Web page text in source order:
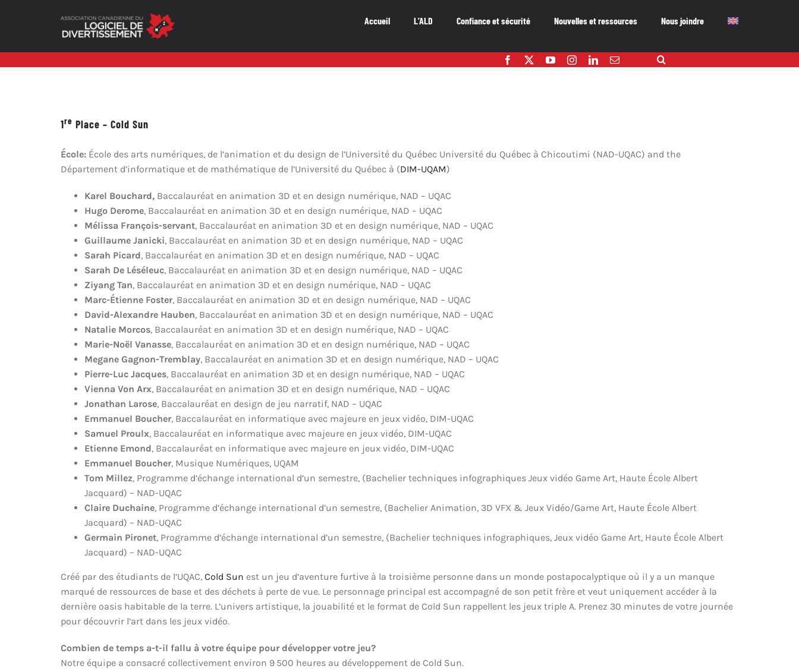
Accueil L’ALD Confiance et sécurité Nouvelles et ressources Nous joindre
1re Place – Cold Sun
École: École des arts numériques, de l’animation et du design de l’Université du Québec Université du Québec à Chicoutimi (NAD-UQAC) and the
Département d’informatique et de mathématique de l’Université du Québec à (DIM-UQAM)
Karel Bouchard, Baccalauréat en animation 3D et en design numérique, NAD – UQAC
Hugo Derome, Baccalauréat en animation 3D et en design numérique, NAD – UQAC
Mélissa François-servant, Baccalauréat en animation 3D et en design numérique, NAD – UQAC
Guillaume Janicki, Baccalauréat en animation 3D et en design numérique, NAD – UQAC
Sarah Picard, Baccalauréat en animation 3D et en design numérique, NAD – UQAC
Sarah De Léséleuc, Baccalauréat en animation 3D et en design numérique, NAD – UQAC
Ziyang Tan, Baccalauréat en animation 3D et en design numérique, NAD – UQAC
Marc-Étienne Foster, Baccalauréat en animation 3D et en design numérique, NAD – UQAC
David-Alexandre Hauben, Baccalauréat en animation 3D et en design numérique, NAD – UQAC
Natalie Morcos, Baccalauréat en animation 3D et en design numérique, NAD – UQAC
Marie-Noël Vanasse, Baccalauréat en animation 3D et en design numérique, NAD – UQAC
Megane Gagnon-Tremblay, Baccalauréat en animation 3D et en design numérique, NAD – UQAC
Pierre-Luc Jacques, Baccalauréat en animation 3D et en design numérique, NAD – UQAC
Vienna Von Arx, Baccalauréat en animation 3D et en design numérique, NAD – UQAC
Jonathan Larose, Baccalauréat en design de jeu narratif, NAD – UQAC
Emmanuel Boucher, Baccalauréat en informatique avec majeure en jeux vidéo, DIM-UQAC
Samuel Proulx, Baccalauréat en informatique avec majeure en jeux vidéo, DIM-UQAC
Etienne Emond, Baccalauréat en informatique avec majeure en jeux vidéo, DIM-UQAC
Emmanuel Boucher, Musique Numériques, UQAM
Tom Millez, Programme d’échange international d’un semestre, (Bachelier techniques infographiques Jeux vidéo Game Art, Haute École Albert
Jacquard) – NAD-UQAC
Claire Duchaine, Programme d’échange international d’un semestre, (Bachelier Animation, 3D VFX & Jeux Vidéo/Game Art, Haute École Albert
Jacquard) – NAD-UQAC
Germain Pironet, Programme d’échange international d’un semestre, (Bachelier techniques infographiques, Jeux vidéo Game Art, Haute École Albert
Jacquard) – NAD-UQAC
Créé par des étudiants de l’UQAC, Cold Sun est un jeu d’aventure furtive à la troisième personne dans un monde postapocalyptique où il y a un manque
marqué de ressources de base et des déchets à perte de vue. Le personnage principal est accompagné de son petit frère et veut uniquement accéder à la
dernière oasis habitable de la terre. L’univers artistique, la jouabilité et le format de Cold Sun rappellent les jeux triple A. Prenez 30 minutes de votre journée
pour découvrir l’art dans les jeux vidéo.
Combien de temps a-t-il fallu à votre équipe pour développer votre jeu?
Notre équipe a consacré collectivement environ 9 500 heures au développement de Cold Sun.